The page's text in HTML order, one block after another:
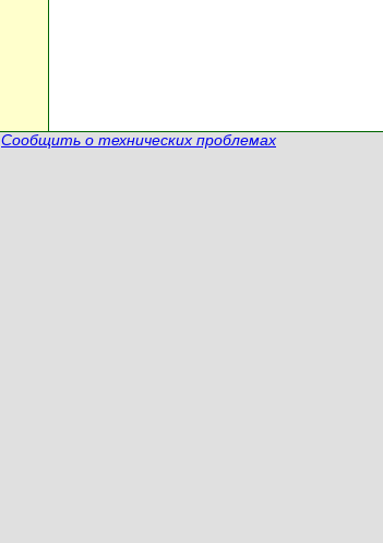
Сообщить о технических проблемах